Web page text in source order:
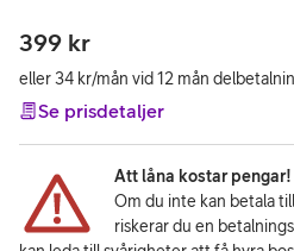
399 kr
eller 34 kr/mån vid 12 mån
Se prisdetaljer
Att låna kostar pengar!
Om du inte kan betala
riskerar du en